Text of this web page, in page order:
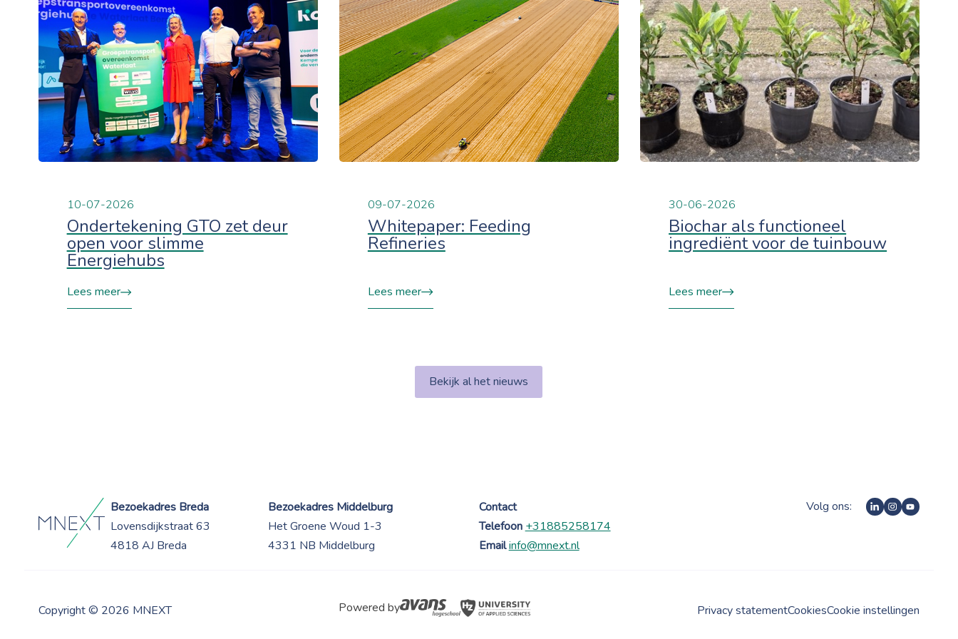
10-07-2026
Ondertekening GTO zet deur
open voor slimme
Energiehubs
Lees meer
09-07-2026
Whitepaper: Feeding
Refineries
Lees meer
30-06-2026
Biochar als functioneel
ingrediënt voor de tuinbouw
Lees meer
Bekijk al het nieuws
Bezoekadres Breda Bezoekadres Middelburg
Contact
Lovensdijkstraat 63
Het Groene Woud 1-3 Telefoon +31885258174
4818 AJ Breda
4331 NB Middelburg Email info@mnext.nl
Volg ons:
Copyright © 2026 MNEXT Powered by Privacy statementCookiesCookie instellingen